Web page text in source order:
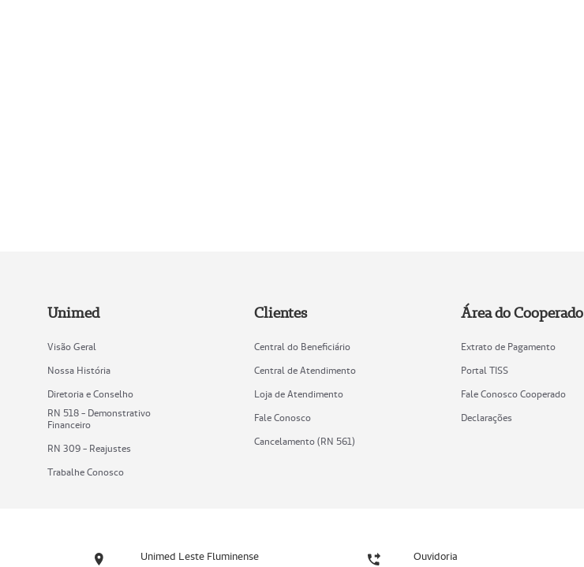
Unimed
Visão Geral
Nossa História
Diretoria e Conselho
RN 518 - Demonstrativo
Financeiro
RN 309 - Reajustes
Trabalhe Conosco
Clientes
Central do Beneficiário
Central de Atendimento
Loja de Atendimento
Fale Conosco
Cancelamento (RN 561)
Área do Cooperado
Extrato de Pagamento
Portal TISS
Fale Conosco Cooperado
Declarações
Unimed Leste Fluminense Ouvidoria